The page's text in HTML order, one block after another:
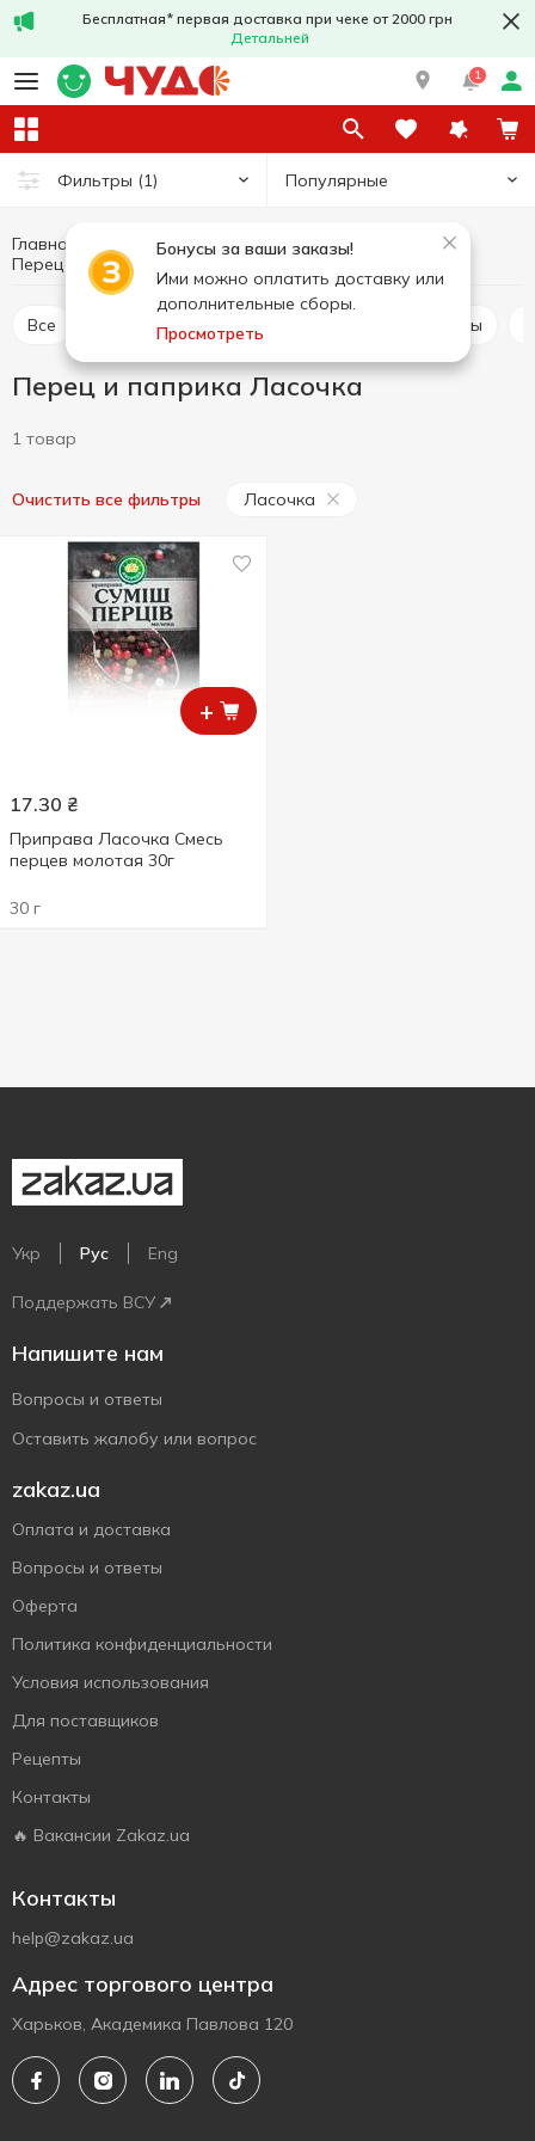
Бесплатная* первая доставка при чеке от 2000 грн
Детальней
1
Фильтры (1) Популярные
Бонусы за ваши заказы!
Ими можно оплатить доставку или
дополнительные сборы.
Просмотреть
Главная Соусы и специи
Приправы и специи
Перец и паприка
Все Приправа для мяса Приправа для курицы
Перец и паприка Ласочка
1 товар
Очистить все фильтры Ласочка
+
17.30 ₴
Приправа Ласочка Смесь
перцев молотая 30г
30 г
Укр Рус Eng
Поддержать ВСУ
Напишите нам
Вопросы и ответы
Оставить жалобу или вопрос
zakaz.ua
Оплата и доставка
Вопросы и ответы
Оферта
Политика конфиденциальности
Условия использования
Для поставщиков
Рецепты
Контакты
🔥 Вакансии Zakaz.ua
Контакты
help@zakaz.ua
Адрес торгового центра
Харьков, Академика Павлова 120